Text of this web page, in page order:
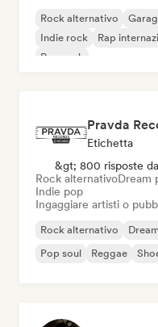
Rock alternativo
Indie rock
Rap
Pop rock
Pravda
Etichetta
&gt; 800 risposte
Rock alternativoDream
Indie pop
Ingaggiare artisti o
Rock alternativo
Pop soul
Reggae